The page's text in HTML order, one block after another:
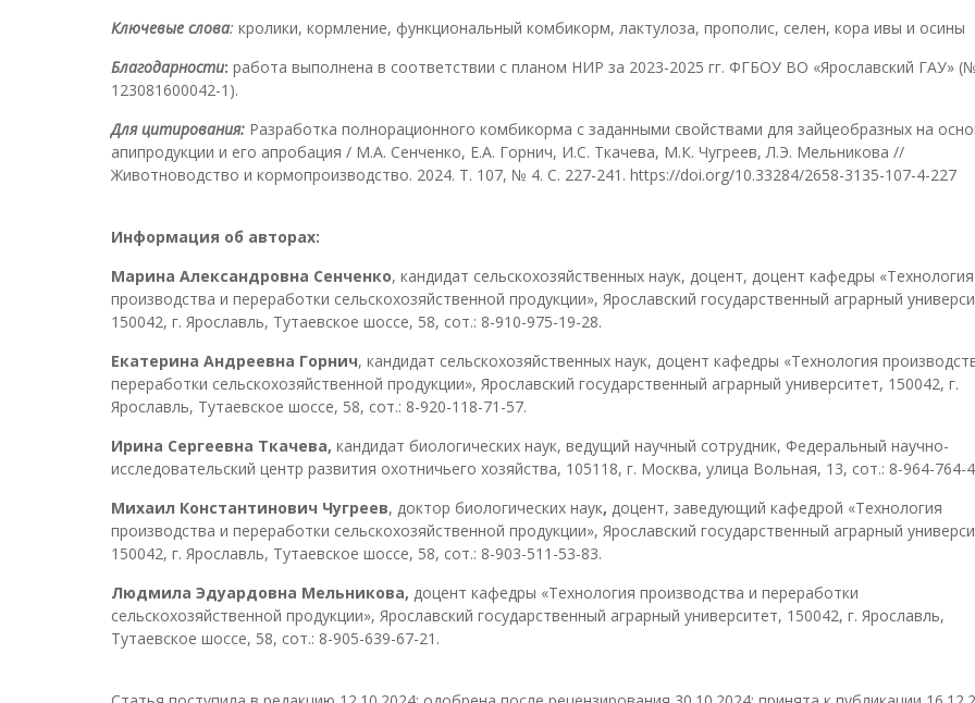
Ключевые слова: кролики, кормление, функциональный комбикорм, лактулоза, прополис, селен, кора ивы и осины
Благодарности: работа выполнена в соответствии с планом НИР за 2023-2025 гг. ФГБОУ ВО «Ярославский ГАУ»
123081600042-1).
Для цитирования: Разработка полнорационного комбикорма с заданными свойствами для зайцеобразных на
апипродукции и его апробация / М.А. Сенченко, Е.А. Горнич, И.С. Ткачева, М.К. Чугреев, Л.Э. Мельникова //
Животноводство и кормопроизводство. 2024. Т. 107, № 4. С. 227-241. https://doi.org/10.33284/2658-3135-107-4-227
Информация об авторах:
Марина Александровна Сенченко, кандидат сельскохозяйственных наук, доцент, доцент кафедры «Технология
производства и переработки сельскохозяйственной продукции», Ярославский государственный аграрный
150042, г. Ярославль, Тутаевское шоссе, 58, сот.: 8-910-975-19-28.
Екатерина Андреевна Горнич, кандидат сельскохозяйственных наук, доцент кафедры «Технология
переработки сельскохозяйственной продукции», Ярославский государственный аграрный университет, 150042, г.
Ярославль, Тутаевское шоссе, 58, сот.: 8-920-118-71-57.
Ирина Сергеевна Ткачева, кандидат биологических наук, ведущий научный сотрудник, Федеральный научно-
исследовательский центр развития охотничьего хозяйства, 105118, г. Москва, улица Вольная, 13, сот.: 8-964-764-
Михаил Константинович Чугреев, доктор биологических наук, доцент, заведующий кафедрой «Технология
производства и переработки сельскохозяйственной продукции», Ярославский государственный аграрный
150042, г. Ярославль, Тутаевское шоссе, 58, сот.: 8-903-511-53-83.
Людмила Эдуардовна Мельникова, доцент кафедры «Технология производства и переработки
сельскохозяйственной продукции», Ярославский государственный аграрный университет, 150042, г. Ярославль,
Тутаевское шоссе, 58, сот.: 8-905-639-67-21.